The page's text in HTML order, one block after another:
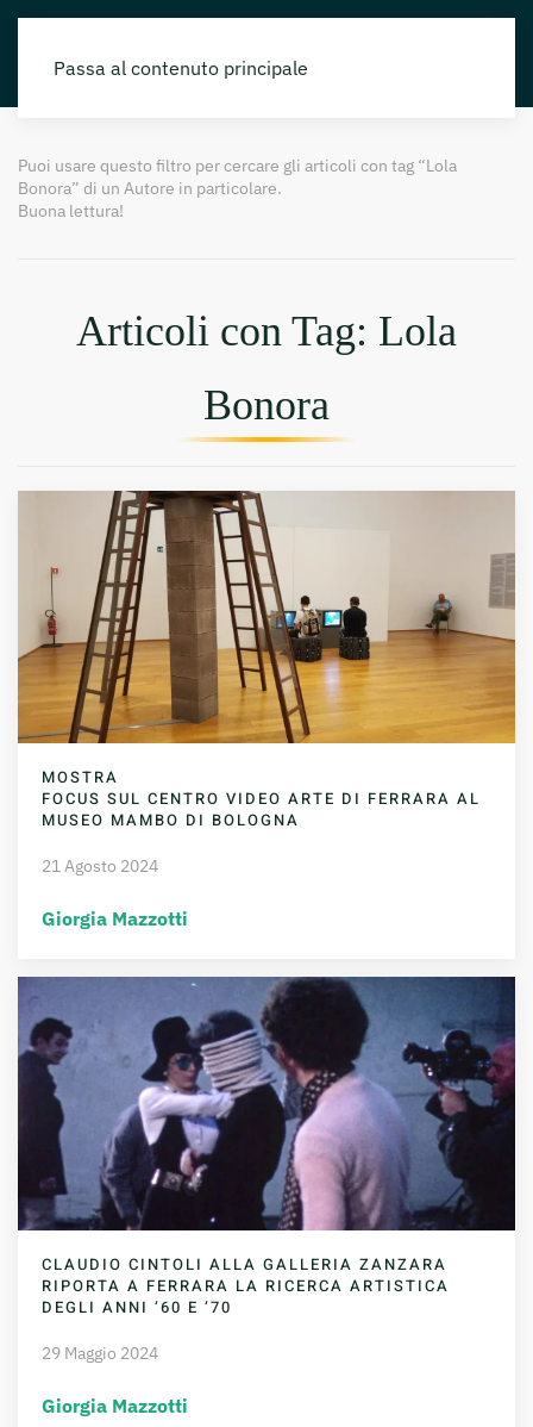
Passa al contenuto principale
Puoi usare questo filtro per cercare gli articoli con tag “Lola
Bonora” di un Autore in particolare.
Buona lettura!
Articoli con Tag: Lola
Bonora
MOSTRA
FOCUS SUL CENTRO VIDEO ARTE DI FERRARA AL
MUSEO MAMBO DI BOLOGNA
21 Agosto 2024
Giorgia Mazzotti
CLAUDIO CINTOLI ALLA GALLERIA ZANZARA
RIPORTA A FERRARA LA RICERCA ARTISTICA
DEGLI ANNI ’60 E ’70
29 Maggio 2024
Giorgia Mazzotti